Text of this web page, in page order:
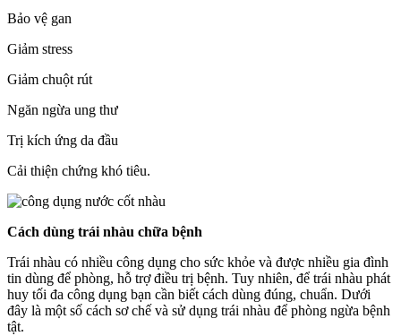
Bảo vệ gan
Giảm stress
Giảm chuột rút
Ngăn ngừa ung thư
Trị kích ứng da đầu
Cải thiện chứng khó tiêu.
Cách dùng trái nhàu chữa bệnh
Trái nhàu có nhiều công dụng cho sức khỏe và được nhiều gia đình
tin dùng để phòng, hỗ trợ điều trị bệnh. Tuy nhiên, để trái nhàu phát
huy tối đa công dụng bạn cần biết cách dùng đúng, chuẩn. Dưới
đây là một số cách sơ chế và sử dụng trái nhàu để phòng ngừa bệnh
tật.